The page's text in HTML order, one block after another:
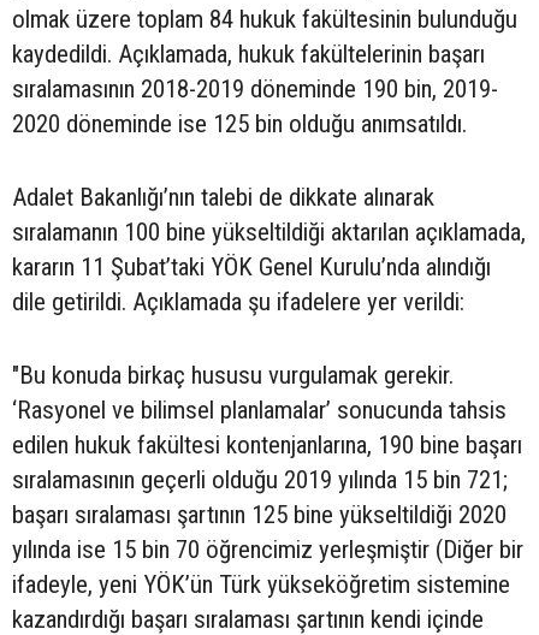
olmak üzere toplam 84 hukuk fakültesinin bulunduğu
kaydedildi. Açıklamada, hukuk fakültelerinin başarı
sıralamasının 2018-2019 döneminde 190 bin, 2019-
2020 döneminde ise 125 bin olduğu anımsatıldı.
Adalet Bakanlığı’nın talebi de dikkate alınarak
sıralamanın 100 bine yükseltildiği aktarılan açıklamada,
kararın 11 Şubat’taki YÖK Genel Kurulu’nda alındığı
dile getirildi. Açıklamada şu ifadelere yer verildi:
"Bu konuda birkaç hususu vurgulamak gerekir.
‘Rasyonel ve bilimsel planlamalar’ sonucunda tahsis
edilen hukuk fakültesi kontenjanlarına, 190 bine başarı
sıralamasının geçerli olduğu 2019 yılında 15 bin 721;
başarı sıralaması şartının 125 bine yükseltildiği 2020
yılında ise 15 bin 70 öğrencimiz yerleşmiştir (Diğer bir
ifadeyle, yeni YÖK’ün Türk yükseköğretim sistemine
kazandırdığı başarı sıralaması şartının kendi içinde